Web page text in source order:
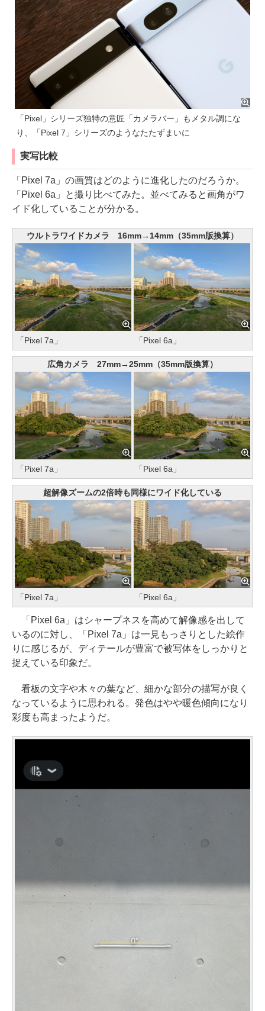
「Pixel」シリーズ独特の意匠「カメラバー」もメタル調にな
り、「Pixel 7」シリーズのようなたたずまいに
実写比較
「Pixel 7a」の画質はどのように進化したのだろうか。
「Pixel 6a」と撮り比べてみた。並べてみると画角がワ
イド化していることが分かる。
ウルトラワイドカメラ 16mm→14mm（35mm版換算）
「Pixel 7a」 「Pixel 6a」
広角カメラ 27mm→25mm（35mm版換算）
「Pixel 7a」 「Pixel 6a」
超解像ズームの2倍時も同様にワイド化している
「Pixel 7a」 「Pixel 6a」
「Pixel 6a」はシャープネスを高めて解像感を出して
いるのに対し、「Pixel 7a」は一見もっさりとした絵作
りに感じるが、ディテールが豊富で被写体をしっかりと
捉えている印象だ。
看板の文字や木々の葉など、細かな部分の描写が良く
なっているように思われる。発色はやや暖色傾向になり
彩度も高まったようだ。